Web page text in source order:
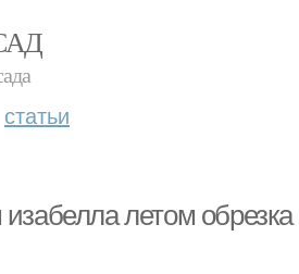
статьи
изабелла летом